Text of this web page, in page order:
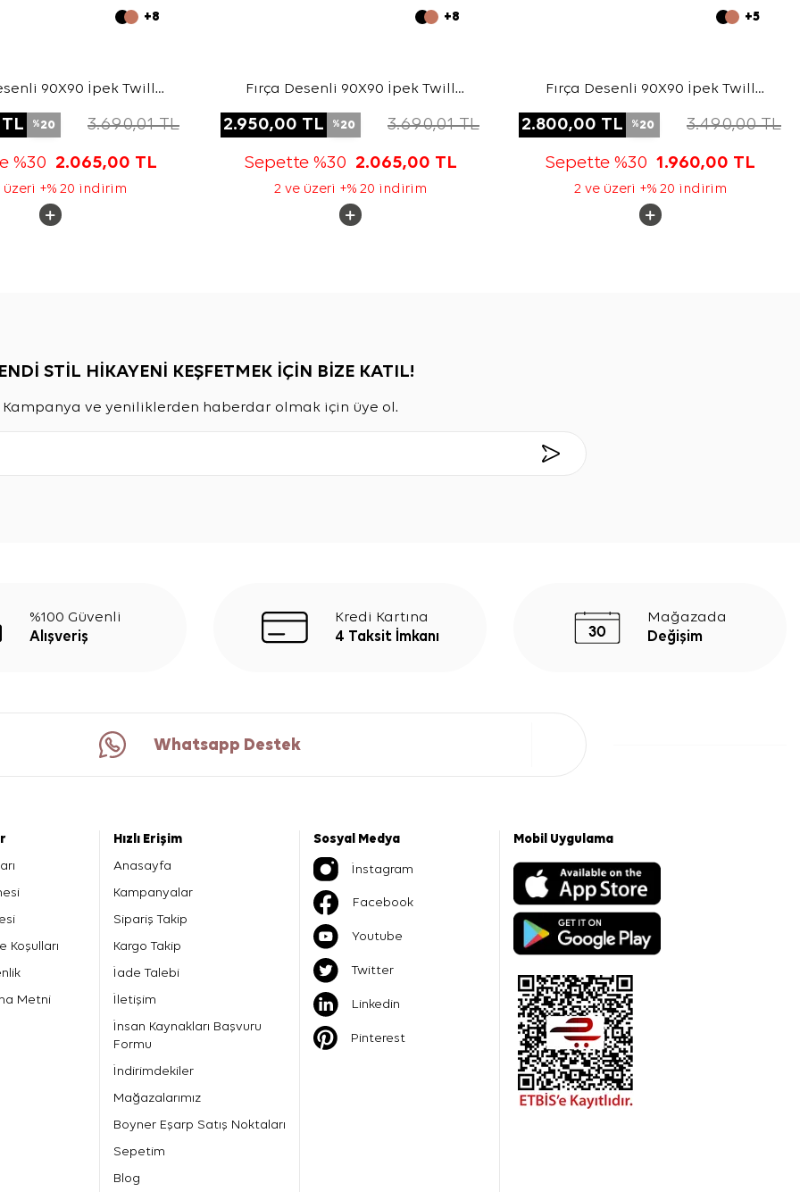
+8
90X90 İpek Twill
%20 3.690,01TL
%30 2.065,00 TL
üzeri +% 20 indirim
+8
Fırça Desenli 90X90 İpek Twill
2.950,00 TL %20 3.690,01TL
Sepette %30 2.065,00 TL
2 ve üzeri +% 20 indirim
+5
Fırça Desenli 90X90 İpek Twill
2.800,00 TL %20 3.490,00TL
Sepette %30 1.960,00 TL
2 ve üzeri +% 20 indirim
STİL HİKAYENİ KEŞFETMEK İÇİN BİZE KATIL!
Kampanya ve yeniliklerden haberdar olmak için üye ol.
%100 Güvenli
Alışveriş
Kredi Kartına
4 Taksit İmkanı
Mağazada
Değişim
Whatsapp Destek
Koşulları
Metni
Hızlı Erişim
Anasayfa
Kampanyalar
Sipariş Takip
Kargo Takip
İade Talebi
İletişim
İnsan Kaynakları Başvuru
Formu
İndirimdekiler
Mağazalarımız
Boyner Eşarp Satış Noktaları
Sepetim
Blog
Sosyal Medya
İnstagram
Facebook
Youtube
Twitter
Linkedin
Pinterest
Mobil Uygulama